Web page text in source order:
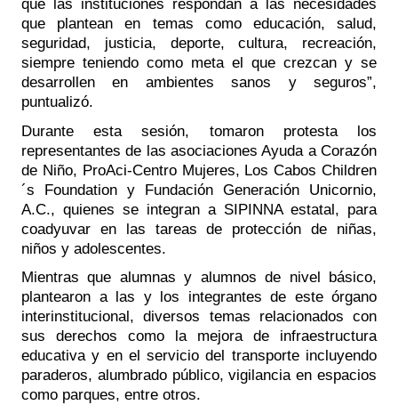
que plantean en temas como educación, salud,
seguridad, justicia, deporte, cultura, recreación,
siempre teniendo como meta el que crezcan y se
desarrollen en ambientes sanos y seguros”,
puntualizó.
Durante esta sesión, tomaron protesta los
representantes de las asociaciones Ayuda a Corazón
de Niño, ProAci-Centro Mujeres, Los Cabos Children
´s Foundation y Fundación Generación Unicornio,
A.C., quienes se integran a SIPINNA estatal, para
coadyuvar en las tareas de protección de niñas,
niños y adolescentes.
Mientras que alumnas y alumnos de nivel básico,
plantearon a las y los integrantes de este órgano
interinstitucional, diversos temas relacionados con
sus derechos como la mejora de infraestructura
educativa y en el servicio del transporte incluyendo
paraderos, alumbrado público, vigilancia en espacios
como parques, entre otros.